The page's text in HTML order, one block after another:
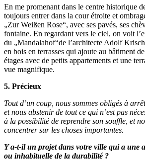
En me promenant dans le centre historique
toujours entrer dans la cour étroite et
„Zur Weißen Rose“, avec ses pavés, ses
fontaine. En regardant vers le ciel, on voit
du „Mandalahof“de l’architecte Adolf
en bois en terrasses qui ajoute au bâtiment
étages avec de petits appartements et une
vue magnifique.
5. Précieux
Tout d’un coup, nous sommes obligés à
et nous abstenir de tout ce qui n’est pas
à la possibilité de reprendre son souffle, et
concentrer sur les choses importantes.
Y a-t-il un projet dans votre ville qui a une
ou inhabituelle de la durabilité ?